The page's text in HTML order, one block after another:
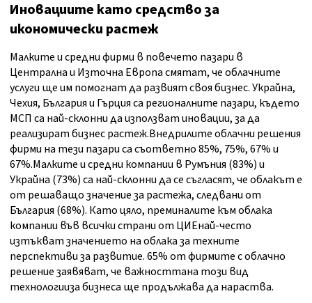
Иновациите като средство за
икономически растеж
Малките и средни фирми в повечето пазари в
Централна и Източна Европа смятат, че облачните
услуги ще им помогнат да развият своя бизнес. Украйна,
Чехия, България и Гърция са регионалните пазари, където
МСП са най-склонни да използват иновации, за да
реализират бизнес растеж.Внедрилите облачни решения
фирми на тези пазари са съответно 85%, 75%, 67% и
67%.Малките и средни компании в Румъния (83%) и
Украйна (73%) са най-склонни да се съгласят, че облакът е
от решаващо значение за растежа, следвани от
България (68%). Като цяло, преминалите към облака
компании във всички страни от ЦИЕнай-често
изтъкват значението на облака за техните
перспективи за развитие. 65% от фирмите с облачно
решение заявяват, че важносттана този вид
технологииза бизнеса ще продължава да нараства.